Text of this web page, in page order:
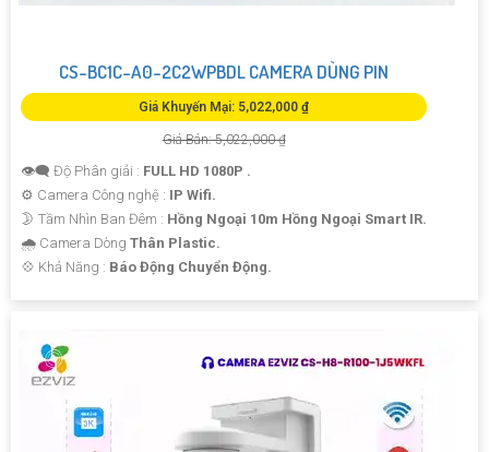
CS-BC1C-A0-2C2WPBDL CAMERA DÙNG PIN
Giá Khuyến Mại: 5,022,000 ₫
Giá Bán: 5,022,000 ₫
👁️‍🗨 Độ Phân giải : FULL HD 1080P .
⚙ Camera Công nghệ : IP Wifi.
🌛 Tầm Nhìn Ban Đêm : Hồng Ngoại 10m Hồng Ngoại Smart IR.
🌧️ Camera Dòng Thân Plastic.
️💠 Khả Năng : Báo Động Chuyển Động.